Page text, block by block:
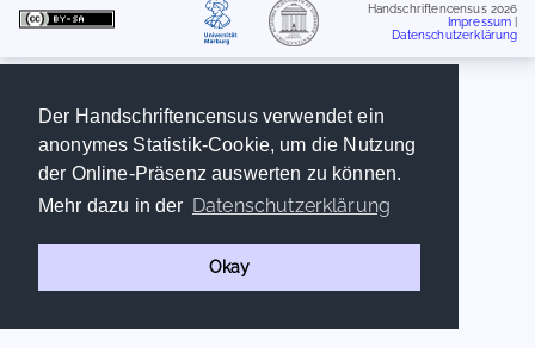
Der Handschriftencensus verwendet ein
anonymes Statistik-Cookie, um die Nutzung
der Online-Präsenz auswerten zu können.
Mehr dazu in der Datenschutzerklärung
Okay
Handschriftencensus 2026
Impressum
Datenschutzerklärung